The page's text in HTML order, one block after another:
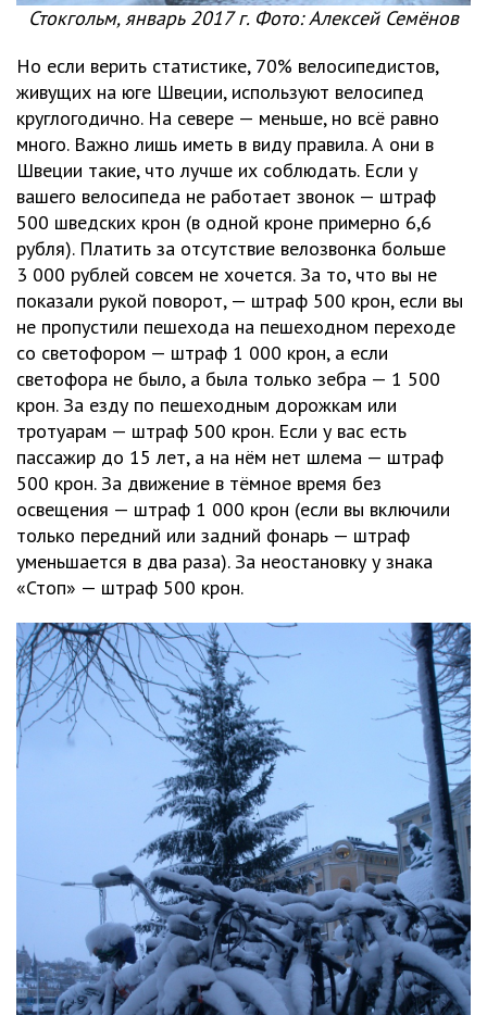
Стокгольм, январь 2017 г. Фото: Алексей Семёнов
Но если верить статистике, 70% велосипедистов,
живущих на юге Швеции, используют велосипед
круглогодично. На севере — меньше, но всё равно
много. Важно лишь иметь в виду правила. А они в
Швеции такие, что лучше их соблюдать. Если у
вашего велосипеда не работает звонок — штраф
500 шведских крон (в одной кроне примерно 6,6
рубля). Платить за отсутствие велозвонка больше
3 000 рублей совсем не хочется. За то, что вы не
показали рукой поворот, — штраф 500 крон, если вы
не пропустили пешехода на пешеходном переходе
со светофором — штраф 1 000 крон, а если
светофора не было, а была только зебра — 1 500
крон. За езду по пешеходным дорожкам или
тротуарам — штраф 500 крон. Если у вас есть
пассажир до 15 лет, а на нём нет шлема — штраф
500 крон. За движение в тёмное время без
освещения — штраф 1 000 крон (если вы включили
только передний или задний фонарь — штраф
уменьшается в два раза). За неостановку у знака
«Стоп» — штраф 500 крон.